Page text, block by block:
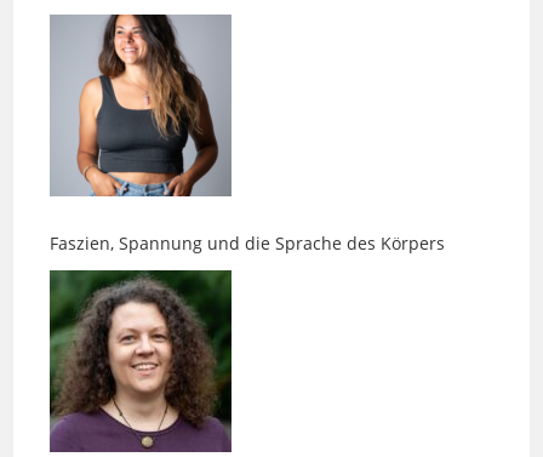
Faszien, Spannung und die Sprache des Körpers
Neue Perspektiven gefällig?